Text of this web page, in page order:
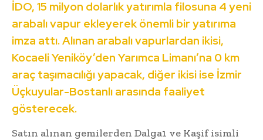
İDO, 15 milyon dolarlık yatırımla filosuna 4 yeni
arabalı vapur ekleyerek önemli bir yatırıma
imza attı. Alınan arabalı vapurlardan ikisi,
Kocaeli Yeniköy’den Yarımca Limanı’na 0 km
araç taşımacılığı yapacak, diğer ikisi ise İzmir
Üçkuyular-Bostanlı arasında faaliyet
gösterecek.
Satın alınan gemilerden Dalga1 ve Kaşif isimli